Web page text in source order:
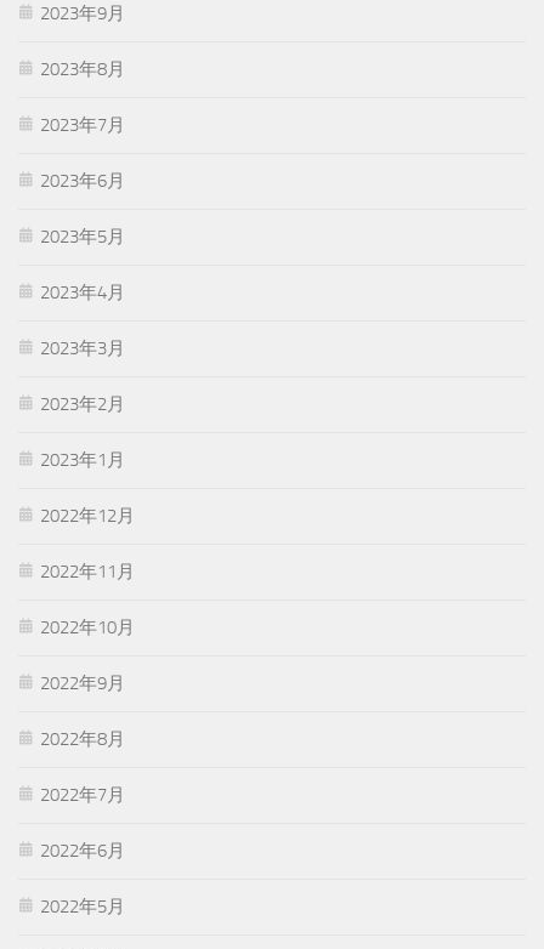
2023年9月
2023年8月
2023年7月
2023年6月
2023年5月
2023年4月
2023年3月
2023年2月
2023年1月
2022年12月
2022年11月
2022年10月
2022年9月
2022年8月
2022年7月
2022年6月
2022年5月